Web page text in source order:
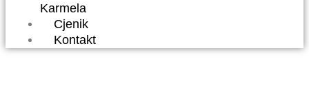
Karmela
Cjenik
Kontakt